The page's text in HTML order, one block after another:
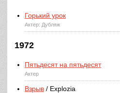
Горький урок
Актер: Дубляж
1972
Пятьдесят на пятьдесят
Актер
Взрыв / Explozia